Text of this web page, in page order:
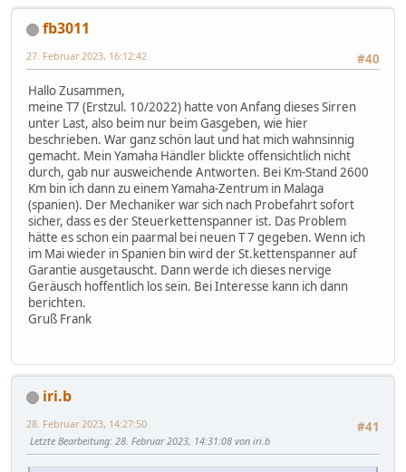
fb3011
#40
27. Februar 2023, 16:12:42
Hallo Zusammen,
meine T7 (Erstzul. 10/2022) hatte von Anfang dieses Sirren
unter Last, also beim nur beim Gasgeben, wie hier
beschrieben. War ganz schön laut und hat mich wahnsinnig
gemacht. Mein Yamaha Händler blickte offensichtlich nicht
durch, gab nur ausweichende Antworten. Bei Km-Stand 2600
Km bin ich dann zu einem Yamaha-Zentrum in Malaga
(spanien). Der Mechaniker war sich nach Probefahrt sofort
sicher, dass es der Steuerkettenspanner ist. Das Problem
hätte es schon ein paarmal bei neuen T 7 gegeben. Wenn ich
im Mai wieder in Spanien bin wird der St.kettenspanner auf
Garantie ausgetauscht. Dann werde ich dieses nervige
Geräusch hoffentlich los sein. Bei Interesse kann ich dann
berichten.
Gruß Frank
iri.b
#41
28. Februar 2023, 14:27:50
Letzte Bearbeitung: 28. Februar 2023, 14:31:08 von iri.b